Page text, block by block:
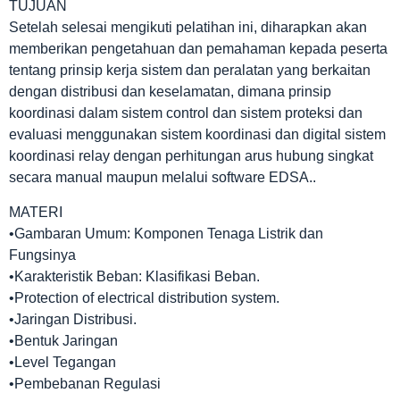
TUJUAN
Setelah selesai mengikuti pelatihan ini, diharapkan akan
memberikan pengetahuan dan pemahaman kepada peserta
tentang prinsip kerja sistem dan peralatan yang berkaitan
dengan distribusi dan keselamatan, dimana prinsip
koordinasi dalam sistem control dan sistem proteksi dan
evaluasi menggunakan sistem koordinasi dan digital sistem
koordinasi relay dengan perhitungan arus hubung singkat
secara manual maupun melalui software EDSA..
MATERI
•Gambaran Umum: Komponen Tenaga Listrik dan
Fungsinya
•Karakteristik Beban: Klasifikasi Beban.
•Protection of electrical distribution system.
•Jaringan Distribusi.
•Bentuk Jaringan
•Level Tegangan
•Pembebanan Regulasi